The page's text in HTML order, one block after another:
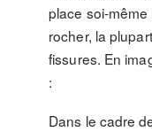
place soi-même
rocher, la
fissures. En
:
Dans le cadre